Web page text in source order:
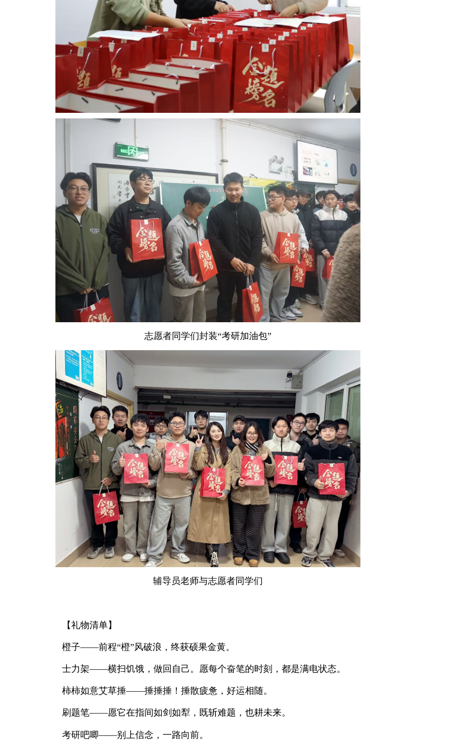
志愿者同学们封装“考研加油包”
辅导员老师与志愿者同学们
【礼物清单】
橙子——前程“橙”风破浪，终获硕果金黄。
士力架——横扫饥饿，做回自己。愿每个奋笔的时刻，都是满电状态。
柿柿如意艾草捶——捶捶捶！捶散疲惫，好运相随。
刷题笔——愿它在指间如剑如犁，既斩难题，也耕未来。
考研吧唧——别上信念，一路向前。